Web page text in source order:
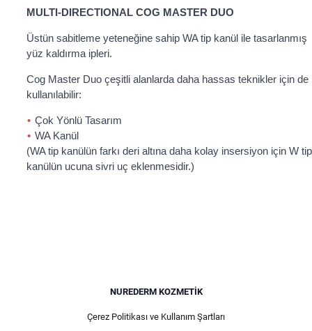
MULTI-DIRECTIONAL COG MASTER DUO
Üstün sabitleme yeteneğine sahip WA tip kanül ile tasarlanmış
yüz kaldırma ipleri.
Cog Master Duo çeşitli alanlarda daha hassas teknikler için de
kullanılabilir:
Çok Yönlü Tasarım
WA Kanül
(WA tip kanülün farkı deri altına daha kolay insersiyon için W tip
kanülün ucuna sivri uç eklenmesidir.)
NUREDERM KOZMETIK
Çerez Politikası ve Kullanım Şartları